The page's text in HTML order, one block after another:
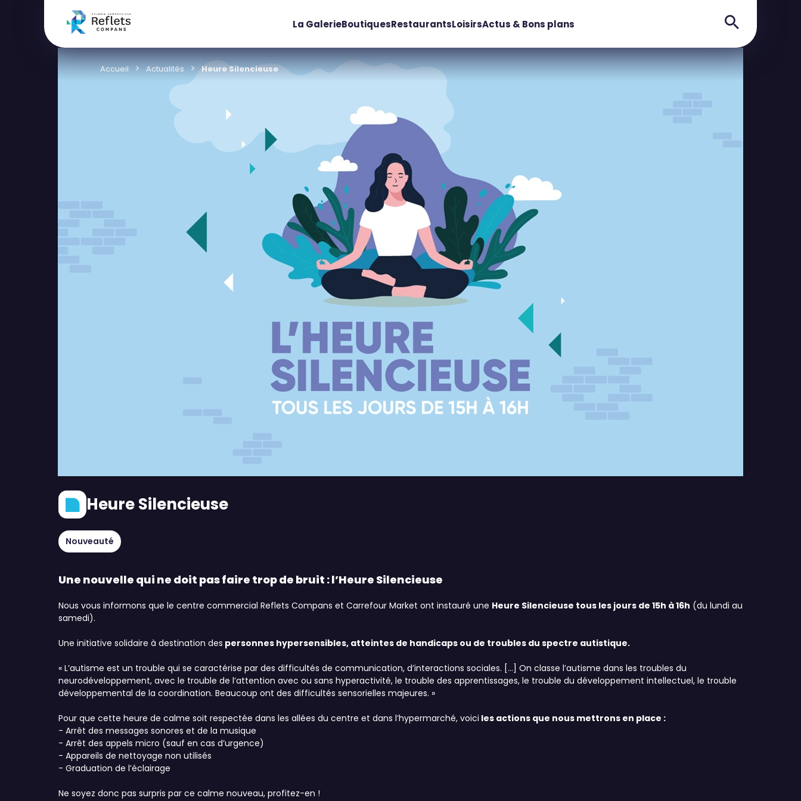
La GalerieBoutiquesRestaurantsLoisirsActus & Bons plans
Accueil Actualités Heure Silencieuse
Heure Silencieuse
Nouveauté
Une nouvelle qui ne doit pas faire trop de bruit : l’Heure Silencieuse
Nous vous informons que le centre commercial Reflets Compans et Carrefour Market ont instauré une Heure Silencieuse tous les jours de 15h à 16h (du lundi au
samedi).
Une initiative solidaire à destination des personnes hypersensibles, atteintes de handicaps ou de troubles du spectre autistique.
« L’autisme est un trouble qui se caractérise par des difficultés de communication, d’interactions sociales. […] On classe l’autisme dans les troubles du
neurodéveloppement, avec le trouble de l’attention avec ou sans hyperactivité, le trouble des apprentissages, le trouble du développement intellectuel, le trouble
développemental de la coordination. Beaucoup ont des difficultés sensorielles majeures. »
Pour que cette heure de calme soit respectée dans les allées du centre et dans l’hypermarché, voici les actions que nous mettrons en place :
- Arrêt des messages sonores et de la musique
- Arrêt des appels micro (sauf en cas d’urgence)
- Appareils de nettoyage non utilisés
- Graduation de l’éclairage
Ne soyez donc pas surpris par ce calme nouveau, profitez-en !